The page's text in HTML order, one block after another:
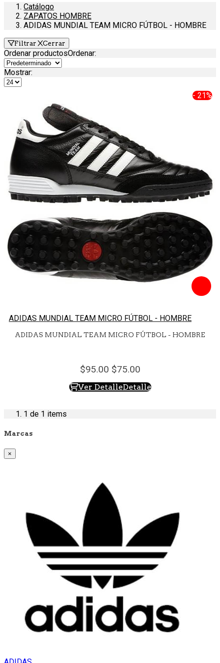
Catálogo
ZAPATOS HOMBRE
ADIDAS MUNDIAL TEAM MICRO FÚTBOL - HOMBRE
Filtrar Cerrar
Ordenar productosOrdenar:
Mostrar:
- 21%
ADIDAS MUNDIAL TEAM MICRO FÚTBOL - HOMBRE
ADIDAS MUNDIAL TEAM MICRO FÚTBOL - HOMBRE
95.00 75.00
Ver DetalleDetalle
1 de 1 items
Marcas
×